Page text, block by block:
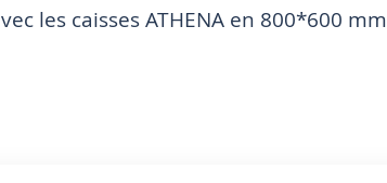
les caisses ATHENA en 800*600 mm